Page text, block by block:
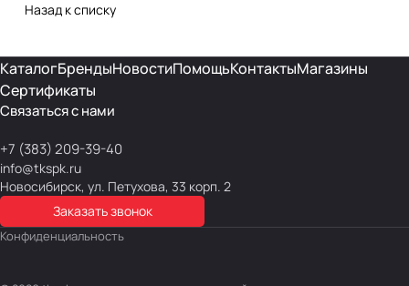
Назад к списку
КаталогБрендыНовостиПомощьКонтактыМагазины
Сертификаты
Связаться с нами
+7 (383) 209-39-40
info@tkspk.ru
Новосибирск, ул. Петухова, 33 корп. 2
Заказать звонок
Конфиденциальность